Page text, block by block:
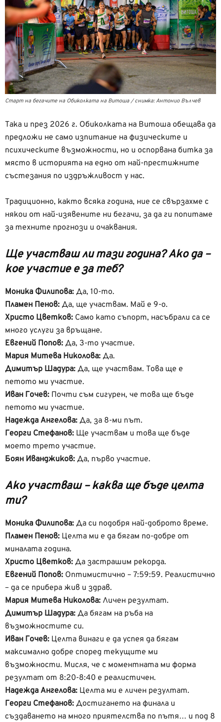
Старт на бегачите на Обиколката на Витоша / снимка: Антонио Вълчев
Така и през 2026 г. Обиколката на Витоша обещава да
предложи не само изпитание на физическите и
психическите възможности, но и оспорвана битка за
място в историята на едно от най-престижните
състезания по издръжливост у нас.
Традиционно, както всяка година, ние се свързахме с
някои от най-изявените ни бегачи, за да ги попитаме
за техните прогнози и очаквания.
Ще участваш ли тази година? Ако да –
кое участие е за теб?
Моника Филипова: Да, 10-то.
Пламен Пенов: Да, ще участвам. Май е 9-о.
Христо Цветков: Само като съпорт, насъбрали са се
много услуги за връщане.
Евгений Попов: Да, 3-то участие.
Мария Митева Николова: Да.
Димитър Шадура: Да, ще участвам. Това ще е
петото ми участие.
Иван Гочев: Почти съм сигурен, че това ще бъде
петото ми участие.
Надежда Ангелова: Да, за 8-ми път.
Георги Стефанов: Ще участвам и това ще бъде
моето трето участие.
Боян Иванджиков: Да, първо участие.
Ако участваш – каква ще бъде целта
ти?
Моника Филипова: Да си подобря най-доброто време.
Пламен Пенов: Целта ми е да бягам по-добре от
миналата година.
Христо Цветков: Да застрашим рекорда.
Евгений Попов: Оптимистично – 7:59:59. Реалистично
– да се прибера жив и здрав.
Мария Митева Николова: Личен резултат.
Димитър Шадура: Да бягам на ръба на
възможностите си.
Иван Гочев: Целта винаги е да успея да бягам
максимално добре според текущите ми
възможности. Мисля, че с моментната ми форма
резултат от 8:20-8:40 е реалистичен.
Надежда Ангелова: Целта ми е личен резултат.
Георги Стефанов: Достигането на финала и
създаването на много приятелства по пътя… и под 8